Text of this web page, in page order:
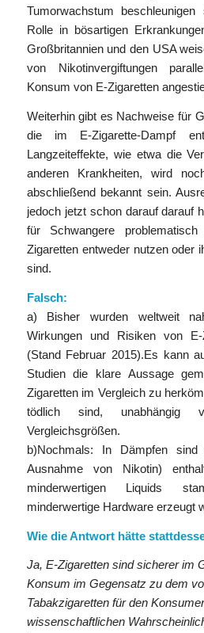
Tumorwachstum
Rolle in bösartigen
Großbritannien und den USA
von Nikotinvergiftungen
Konsum von E-Zigaretten
Weiterhin gibt es Nachweise für
die im E-Zigarette-Dampf
Langzeiteffekte, wie etwa die
anderen Krankheiten, wird
abschließend bekannt sein.
jedoch jetzt schon darauf darauf
für Schwangere
Zigaretten entweder nutzen oder
sind.
Falsch:
a) Bisher wurden weltweit
Wirkungen und Risiken von E-
(Stand Februar 2015).Es kann
Studien die klare Aussage
Zigaretten im Vergleich zu
tödlich sind, unabhängig
Vergleichsgrößen.
b)Nochmals: In Dämpfen
Ausnahme von Nikotin)
minderwertigen Liquids
minderwertige Hardware erzeugt
Wie die Antwort hätte
Ja, E-Zigaretten sind sicherer im
Konsum im Gegensatz zu dem
Tabakzigaretten für den
wissenschaftlichen